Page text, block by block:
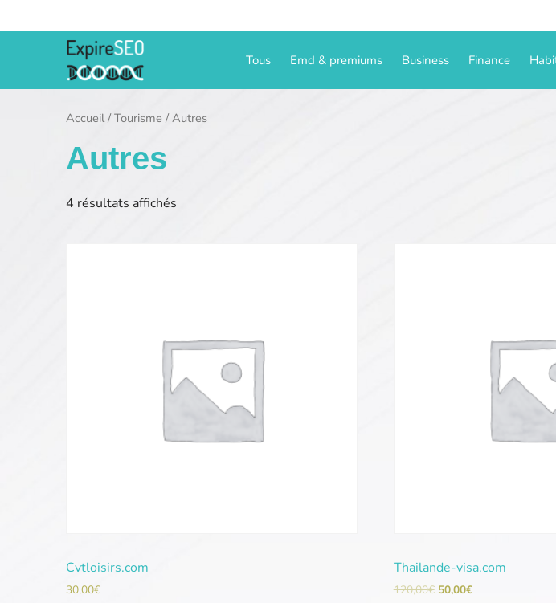
au
Tous Emd & premiums Business Finance
Accueil/Tourisme / Autres
Autres
4 résultats affichés
Cvtloisirs.com
30,00€
Thailande-visa.com
120,00€ 50,00€